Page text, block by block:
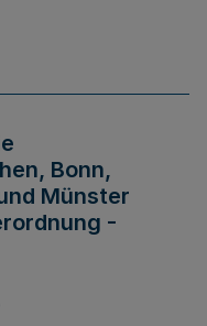
Bonn,
Münster
-